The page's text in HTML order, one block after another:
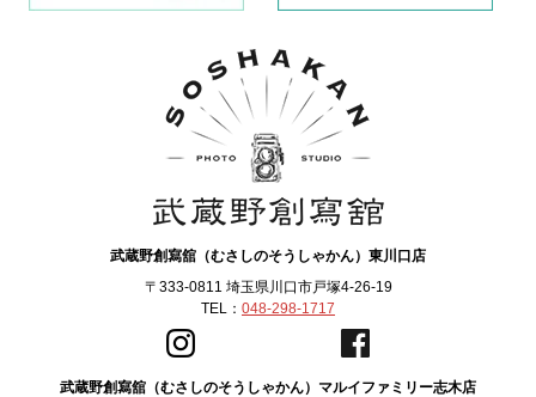
武蔵野創寫舘（むさしのそうしゃかん）東川口店
〒333-0811 埼玉県川口市戸塚4-26-19
TEL： 048-298-1717
武蔵野創寫舘（むさしのそうしゃかん）マルイファミリー志木店